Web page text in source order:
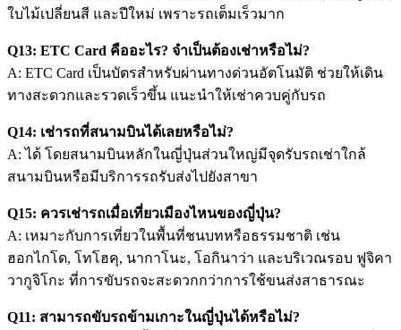
ใบไม้เปลี่ยนสี และปีใหม่ เพราะรถเต็มเร็วมาก
Q13: ETC Card คืออะไร? จำเป็นต้องเช่าหรือไม่?
A: ETC Card เป็นบัตรสำหรับผ่านทางด่วนอัตโนมัติ ช่วยให้เดิน
ทางสะดวกและรวดเร็วขึ้น แนะนำให้เช่าควบคู่กับรถ
Q14: เช่ารถที่สนามบินได้เลยหรือไม่?
A: ได้ โดยสนามบินหลักในญี่ปุ่นส่วนใหญ่มีจุดรับรถเช่าใกล้
สนามบินหรือมีบริการรถรับส่งไปยังสาขา
Q15: ควรเช่ารถเมื่อเที่ยวเมืองไหนของญี่ปุ่น?
A: เหมาะกับการเที่ยวในพื้นที่ชนบทหรือธรรมชาติ เช่น
ฮอกไกโด, โทโฮคุ, นากาโนะ, โอกินาว่า และบริเวณรอบ ฟูจิคา
วากูจิโกะ ที่การขับรถจะสะดวกกว่าการใช้ขนส่งสาธารณะ
Q11: สามารถขับรถข้ามเกาะในญี่ปุ่นได้หรือไม่?